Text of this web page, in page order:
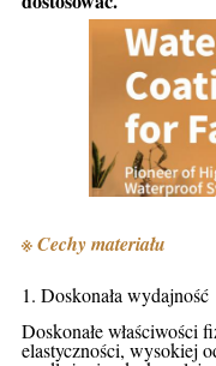
※ Cechy materiału
1. Doskonała wydajność
Doskonałe właściwości
elastyczności, wysokiej